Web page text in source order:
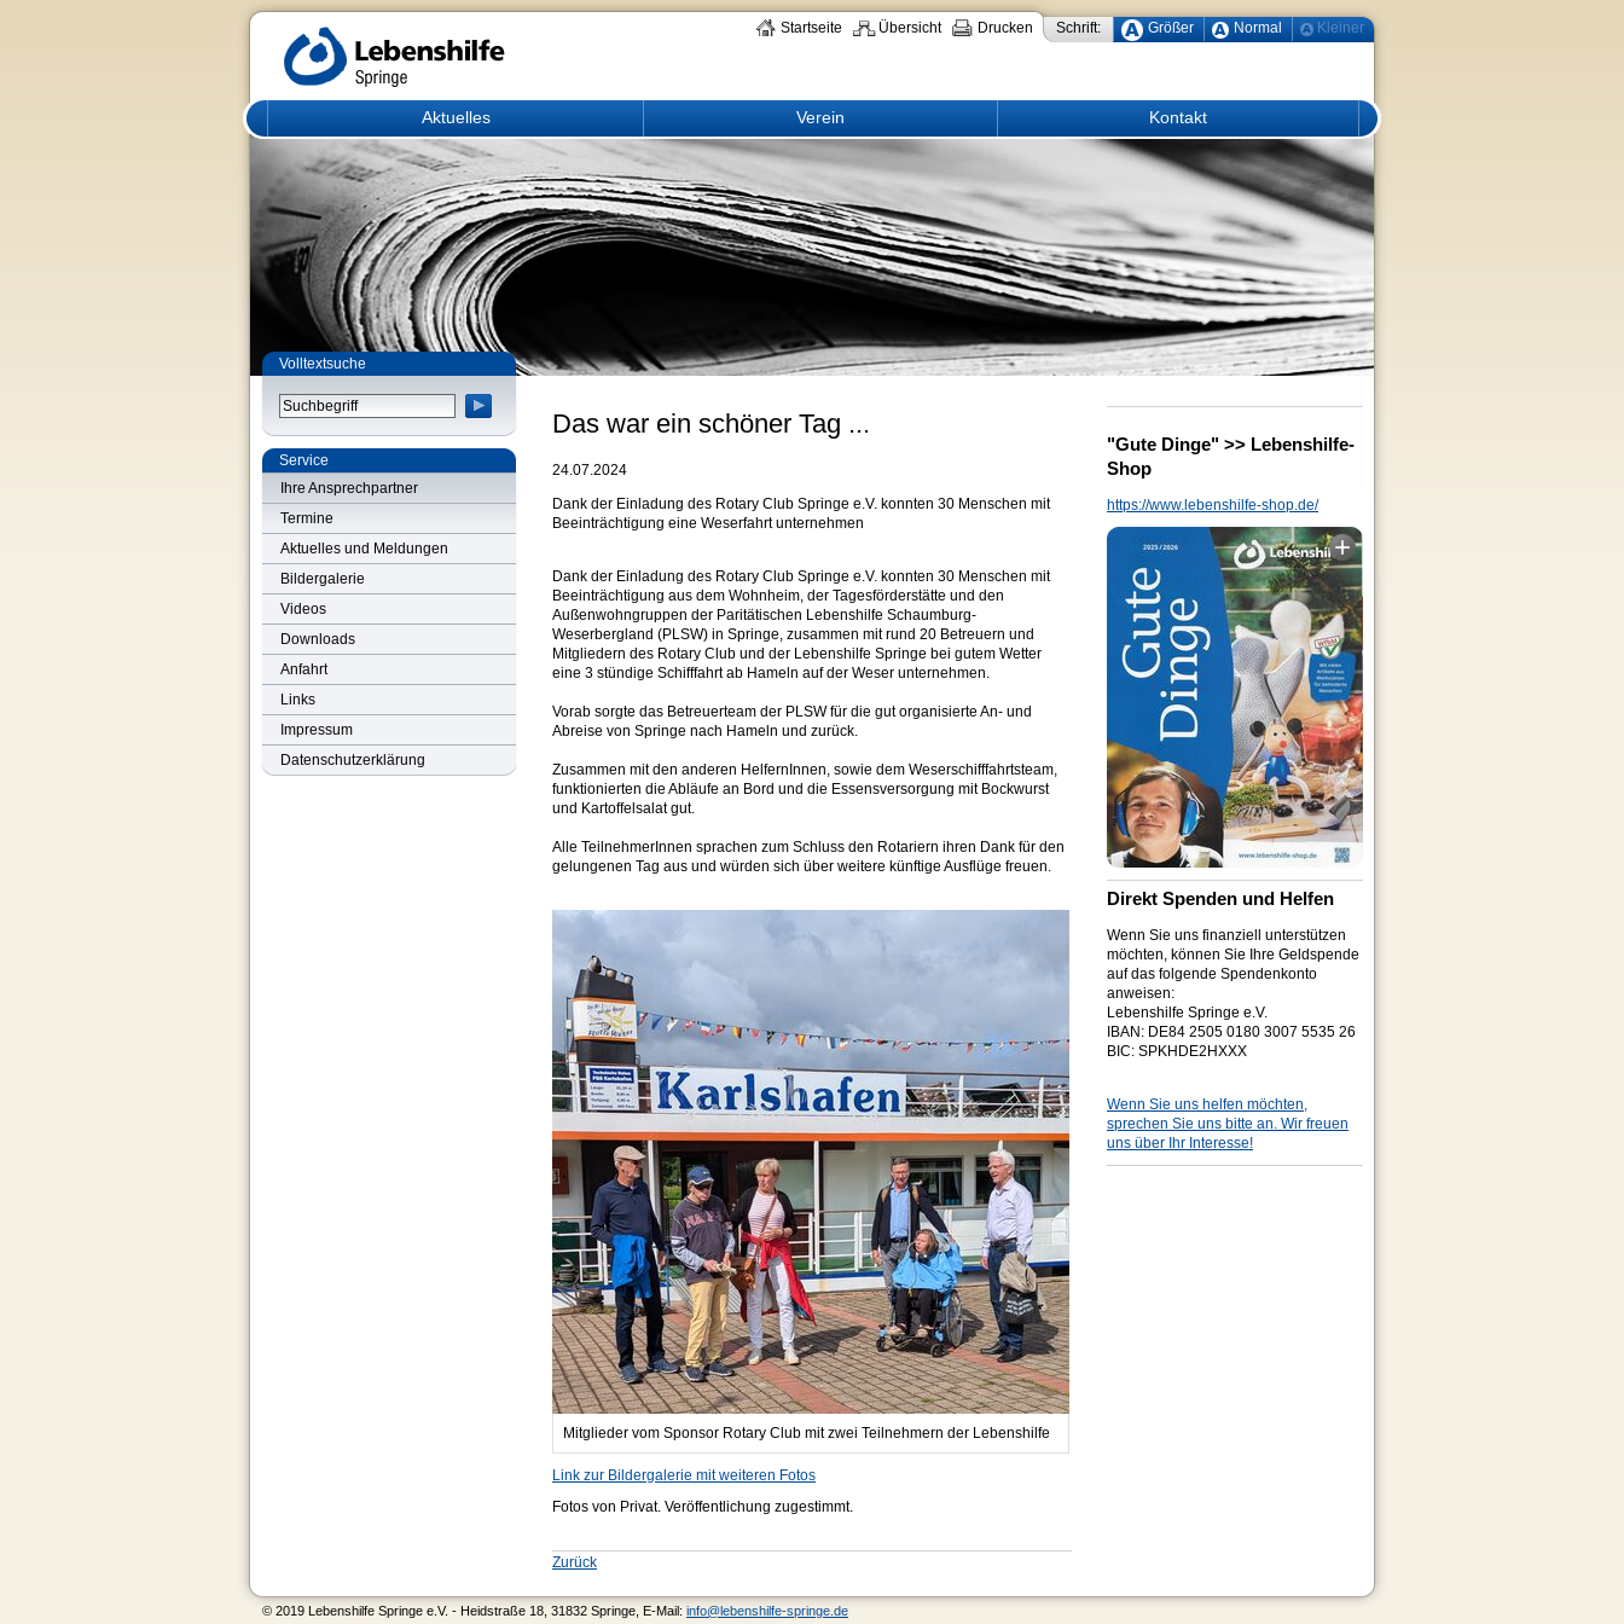
Schrift: Größer Normal Kleiner
Startseite Übersicht Drucken
Aktuelles Verein Kontakt
Volltextsuche
Service
Ihre Ansprechpartner
Termine
Aktuelles und Meldungen
Bildergalerie
Videos
Downloads
Anfahrt
Links
Impressum
Datenschutzerklärung
Das war ein schöner Tag ...
24.07.2024
Dank der Einladung des Rotary Club Springe e.V. konnten 30 Menschen mit
Beeinträchtigung eine Weserfahrt unternehmen
Dank der Einladung des Rotary Club Springe e.V. konnten 30 Menschen mit
Beeinträchtigung aus dem Wohnheim, der Tagesförderstätte und den
Außenwohngruppen der Paritätischen Lebenshilfe Schaumburg-
Weserbergland (PLSW) in Springe, zusammen mit rund 20 Betreuern und
Mitgliedern des Rotary Club und der Lebenshilfe Springe bei gutem Wetter
eine 3 stündige Schifffahrt ab Hameln auf der Weser unternehmen.
Vorab sorgte das Betreuerteam der PLSW für die gut organisierte An- und
Abreise von Springe nach Hameln und zurück.
Zusammen mit den anderen HelfernInnen, sowie dem Weserschifffahrtsteam,
funktionierten die Abläufe an Bord und die Essensversorgung mit Bockwurst
und Kartoffelsalat gut.
Alle TeilnehmerInnen sprachen zum Schluss den Rotariern ihren Dank für den
gelungenen Tag aus und würden sich über weitere künftige Ausflüge freuen.
Mitglieder vom Sponsor Rotary Club mit zwei Teilnehmern der Lebenshilfe
Link zur Bildergalerie mit weiteren Fotos
Fotos von Privat. Veröffentlichung zugestimmt.
Zurück
"Gute Dinge" >> Lebenshilfe-
Shop
https://www.lebenshilfe-shop.de/
Direkt Spenden und Helfen
Wenn Sie uns finanziell unterstützen
möchten, können Sie Ihre Geldspende
auf das folgende Spendenkonto
anweisen:
Lebenshilfe Springe e.V.
IBAN: DE84 2505 0180 3007 5535 26
BIC: SPKHDE2HXXX
Wenn Sie uns helfen möchten,
sprechen Sie uns bitte an. Wir freuen
uns über Ihr Interesse!
© 2019 Lebenshilfe Springe e.V. - Heidstraße 18, 31832 Springe, E-Mail: info@lebenshilfe-springe.de